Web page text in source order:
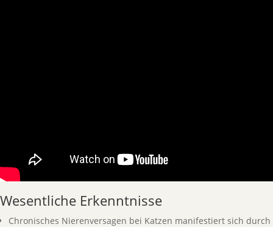
Wesentliche Erkenntnisse
Chronisches Nierenversagen bei Katzen manifestiert sich durch